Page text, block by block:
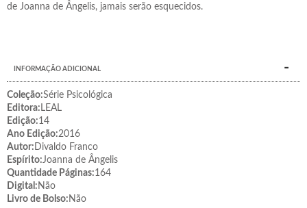
de Joanna de Ângelis, jamais serão esquecidos.
INFORMAÇÃO ADICIONAL
Coleção:Série Psicológica
Editora: LEAL
Edição:14
Ano Edição:2016
Autor: Divaldo Franco
Espírito:Joanna de Ângelis
Quantidade Páginas:164
Digital: Não
Livro de Bolso: Não